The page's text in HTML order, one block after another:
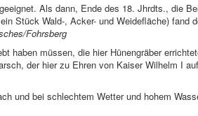
Als dann, Ende des 18. Jhrdts., die
Stück Wald-, Acker- und Weidefläche) fand
Fohrsberg
haben müssen, die hier Hünengräber
der hier zu Ehren von Kaiser Wilhelm I
und bei schlechtem Wetter und hohem